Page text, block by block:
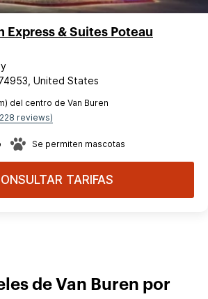
Express & Suites Poteau
United States
del centro de Van Buren
reviews)
Se permiten mascotas
TARIFAS
de Van Buren por